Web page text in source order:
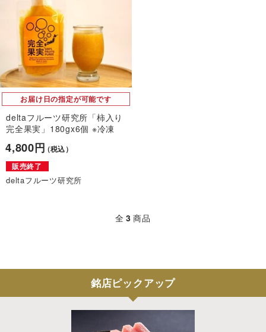
お届け日の指定が可能です
deltaフルーツ研究所「柿入り
完全果実」180gx6個 ※冷凍
4,800円（税込）
販売終了
deltaフルーツ研究所
全 3 商品
銘店ピックアップ